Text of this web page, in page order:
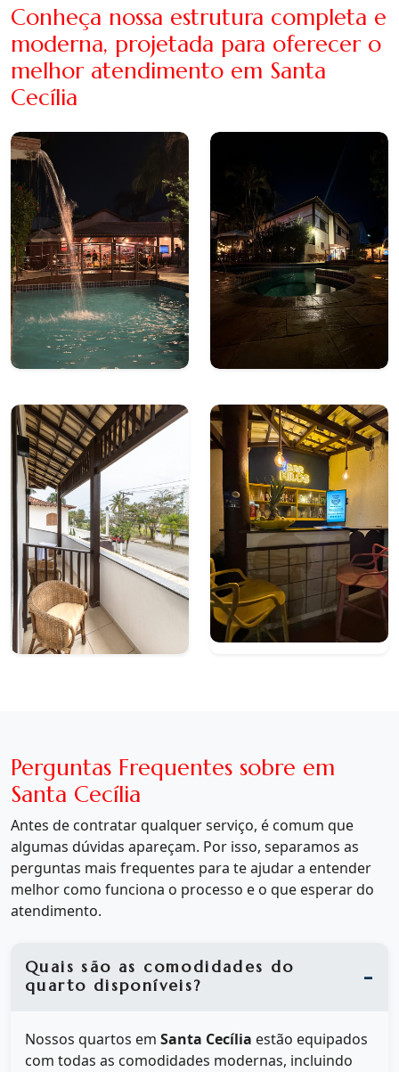
Conheça nossa estrutura completa e
moderna, projetada para oferecer o
melhor atendimento em Santa
Cecília
Perguntas Frequentes sobre em
Santa Cecília
Antes de contratar qualquer serviço, é comum que
algumas dúvidas apareçam. Por isso, separamos as
perguntas mais frequentes para te ajudar a entender
melhor como funciona o processo e o que esperar do
atendimento.
Quais são as comodidades do
quarto disponíveis?
Nossos quartos em Santa Cecília estão equipados
com todas as comodidades modernas, incluindo